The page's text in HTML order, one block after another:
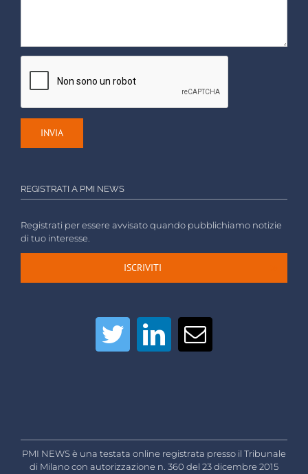
REGISTRATI A PMI NEWS
Registrati per essere avvisato quando pubblichiamo notizie
di tuo interesse.
ISCRIVITI
PMI NEWS è una testata online registrata presso il Tribunale
di Milano con autorizzazione n. 360 del 23 dicembre 2015